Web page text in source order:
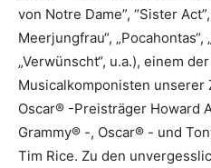
von Notre Dame”, “Sister
Meerjungfrau“,
„Verwünscht“, u.a.), einem
Musicalkomponisten unserer
Oscar® -Preisträger Howard
Grammy® -, Oscar® - und
Tim Rice. Zu den